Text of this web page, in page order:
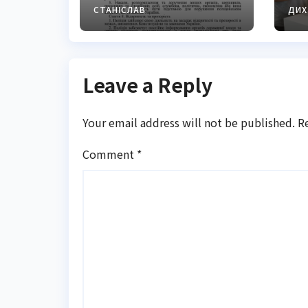
вимоги закону
СТАНІСЛАВ
Leave a Reply
Your email address will not be published.
Comment *